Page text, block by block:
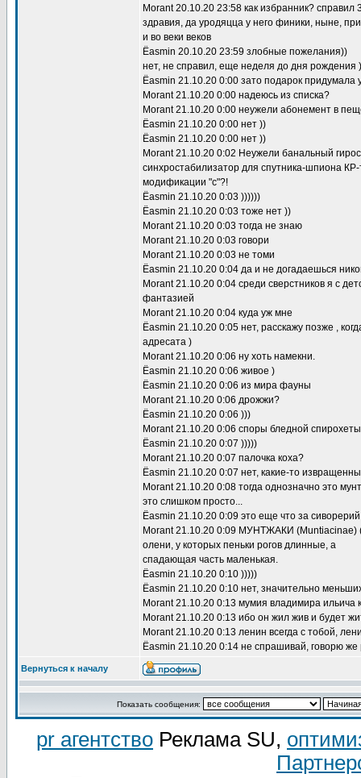
Morant 20.10.20 23:58 как избранник?
здравия, да уродяцца у него финики, ныне,
и во веки веков
Ёasmin 20.10.20 23:59 злобные пожелания))
нет, не справил, еще неделя до дня рождения
Ёasmin 21.10.20 0:00 зато подарок придумала
Morant 21.10.20 0:00 надеюсь из списка?
Morant 21.10.20 0:00 неужели абонемент в
Ёasmin 21.10.20 0:00 нет ))
Ёasmin 21.10.20 0:00 нет ))
Morant 21.10.20 0:02 Неужели банальный
синхростабилизатор для спутника-шпиона КР-
модификации "с"?!
Ёasmin 21.10.20 0:03 ))))))
Ёasmin 21.10.20 0:03 тоже нет ))
Morant 21.10.20 0:03 тогда не знаю
Morant 21.10.20 0:03 говори
Morant 21.10.20 0:03 не томи
Ёasmin 21.10.20 0:04 да и не догадаешься
Morant 21.10.20 0:04 среди сверстников я с
фантазией
Morant 21.10.20 0:04 куда уж мне
Ёasmin 21.10.20 0:05 нет, расскажу позже ,
адресата )
Morant 21.10.20 0:06 ну хоть намекни.
Ёasmin 21.10.20 0:06 живое )
Ёasmin 21.10.20 0:06 из мира фауны
Morant 21.10.20 0:06 дрожжи?
Ёasmin 21.10.20 0:06 )))
Morant 21.10.20 0:06 споры бледной
Ёasmin 21.10.20 0:07 )))))
Morant 21.10.20 0:07 палочка коха?
Ёasmin 21.10.20 0:07 нет, какие-то
Morant 21.10.20 0:08 тогда однозначно это
это слишком просто...
Ёasmin 21.10.20 0:09 это еще что за
Morant 21.10.20 0:09 МУНТЖАКИ (Muntiacinae)
олени, у которых пеньки рогов длинные, а
спадающая часть маленькая.
Ёasmin 21.10.20 0:10 )))))
Ёasmin 21.10.20 0:10 нет, значительно
Morant 21.10.20 0:13 мумия владимира ильича
Morant 21.10.20 0:13 ибо он жил жив и будет
Morant 21.10.20 0:13 ленин всегда с тобой,
Ёasmin 21.10.20 0:14 не спрашивай, говорю же
Вернуться к началу
Показать сообщения:
pr агентство Реклама SU,